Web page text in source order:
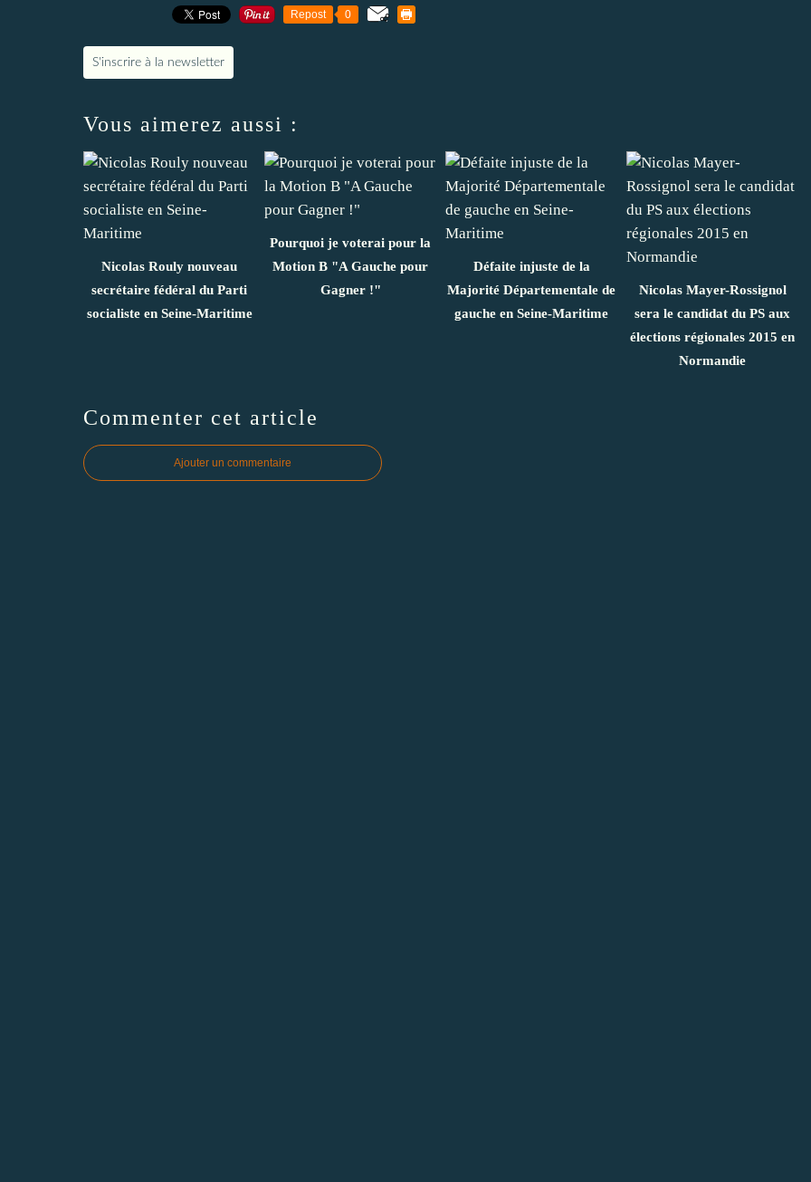
Repost 0
S'inscrire à la newsletter
Vous aimerez aussi :
Nicolas Rouly nouveau
secrétaire fédéral du Parti
socialiste en Seine-Maritime
Pourquoi je voterai pour la
Motion B "A Gauche pour
Gagner !"
Défaite injuste de la
Majorité Départementale de
gauche en Seine-Maritime
Nicolas Mayer-Rossignol
sera le candidat du PS aux
élections régionales 2015 en
Normandie
Commenter cet article
Ajouter un commentaire